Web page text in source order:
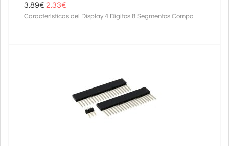
3.89€ 2.33€
Características del Display 4 Dígitos 8 Segmentos Compa